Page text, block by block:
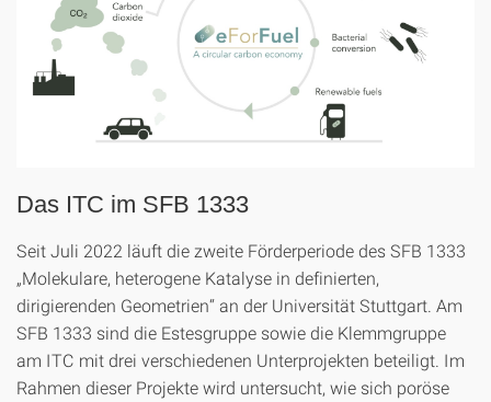
Das ITC im SFB 1333
Seit Juli 2022 läuft die zweite Förderperiode des SFB 1333
„Molekulare, heterogene Katalyse in definierten,
dirigierenden Geometrien“ an der Universität Stuttgart. Am
SFB 1333 sind die Estesgruppe sowie die Klemmgruppe
am ITC mit drei verschiedenen Unterprojekten beteiligt. Im
Rahmen dieser Projekte wird untersucht, wie sich poröse